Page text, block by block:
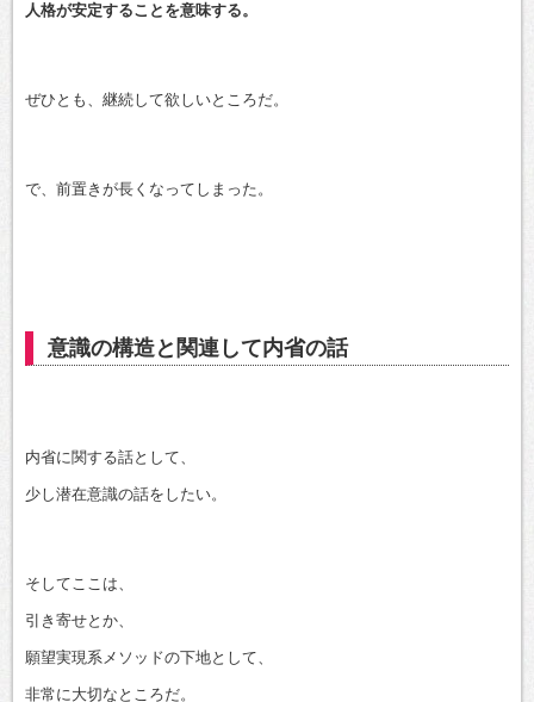
人格が安定することを意味する。
ぜひとも、継続して欲しいところだ。
で、前置きが長くなってしまった。
意識の構造と関連して内省の話
内省に関する話として、
少し潜在意識の話をしたい。
そしてここは、
引き寄せとか、
願望実現系メソッドの下地として、
非常に大切なところだ。